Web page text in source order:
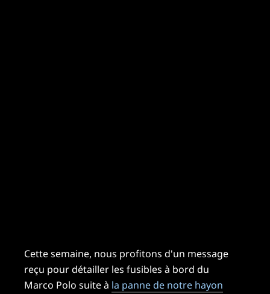
Cette semaine, nous profitons d'un message
reçu pour détailler les fusibles à bord du
Marco Polo suite à la panne de notre hayon